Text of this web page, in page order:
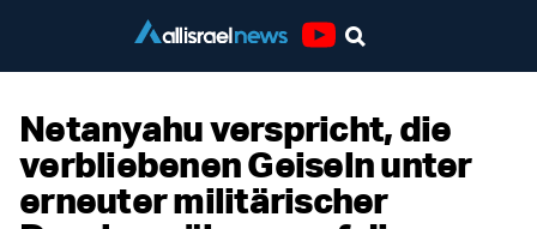
Netanyahu verspricht, die
verbliebenen Geiseln unter
erneuter militärischer